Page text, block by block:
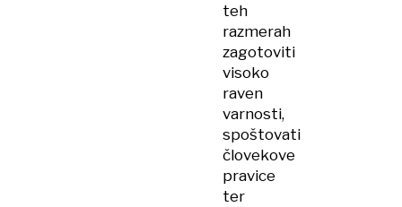
teh
razmerah
zagotoviti
visoko
raven
varnosti,
spoštovati
človekove
pravice
ter